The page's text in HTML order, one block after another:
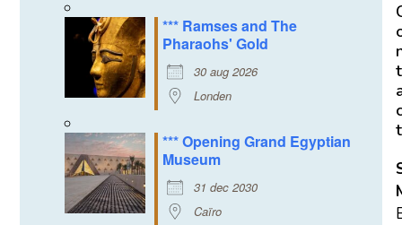
*** Ramses and The
Pharaohs' Gold
30 aug 2026
Londen
*** Opening Grand Egyptian
Museum
31 dec 2030
Caïro
t
t